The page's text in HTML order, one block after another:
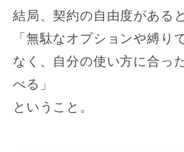
結局、契約の自由度がある
「無駄なオプションや縛り
なく、自分の使い方に合っ
べる」
ということ。